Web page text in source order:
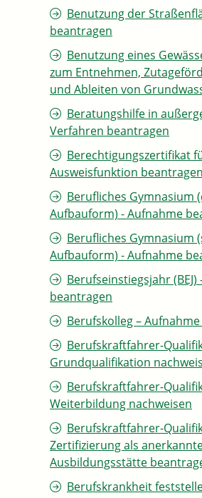
Benutzung der
beantragen
Benutzung eines
zum Entnehmen,
und Ableiten von
Beratungshilfe in
Verfahren beantragen
Berechtigungszertifikat
Ausweisfunktion beantragen
Berufliches Gymnasium
Aufbauform) - Aufnahme
Berufliches Gymnasium
Aufbauform) - Aufnahme
Berufseinstiegsjahr
beantragen
Berufskolleg –
Berufskraftfahrer-
Grundqualifikation
Berufskraftfahrer-
Weiterbildung nachweisen
Berufskraftfahrer-
Zertifizierung als
Ausbildungsstätte
Berufskrankheit